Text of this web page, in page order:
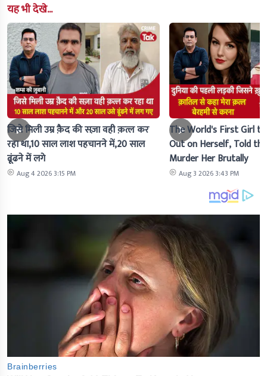
यह भी देखे...
जिसे मिली उम्र क़ैद की सज़ा वही क़त्ल कर
रहा था,10 साल लाश पहचानने में,20 साल
ढूंढने में लगे
Aug 4 2026 3:15 PM
The World's First Girl
Out on Herself, Told
Murder Her Brutally
Aug 3 2026 3:43 PM